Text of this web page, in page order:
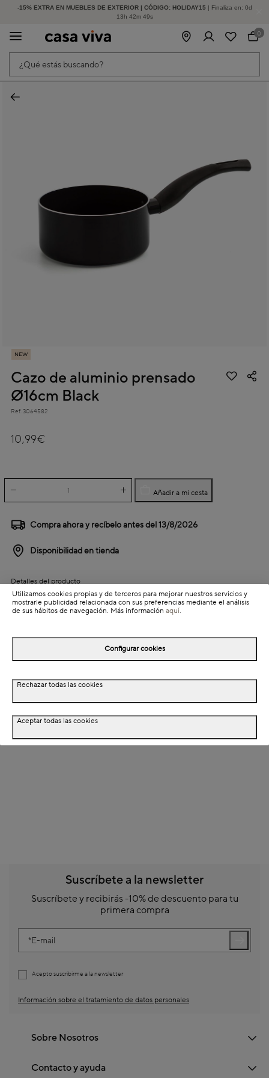
-15% EXTRA EN MUEBLES DE EXTERIOR | CÓDIGO: HOLIDAY15 | Finaliza en: 0d
13h 42m 49s
HASTA -60% DE DESCUENTO | SEGUNDAS REBAJAS
¿Qué estás buscando?
0
NEW
Cazo de aluminio prensado
Ø16cm Black
Ref. 3064582
10,99€
Añadir a mi cesta
Compra ahora y recíbelo antes del13/8/2026
Disponibilidad en tienda
Detalles del producto
Colección: Black
Detalles del producto
Dimensiones
Suscríbete a la newsletter
Suscríbete y recibirás -10% de descuento para tu
primera compra
E-mail
Acepto suscribirme a la newsletter
Información sobre el tratamiento de datos personales
Sobre Nosotros
Contacto y ayuda
Utilizamos cookies propias y de terceros para mejorar nuestros servicios y
mostrarle publicidad relacionada con sus preferencias mediante el análisis
de sus hábitos de navegación. Más información aquí.
Configurar cookies
Rechazar todas las cookies
Aceptar todas las cookies